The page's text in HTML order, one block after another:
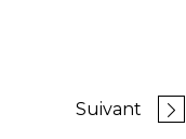
Suivant